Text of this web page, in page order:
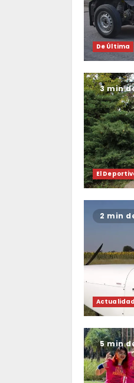
De Última
3 min
El
2 min
Actualidad
5 min